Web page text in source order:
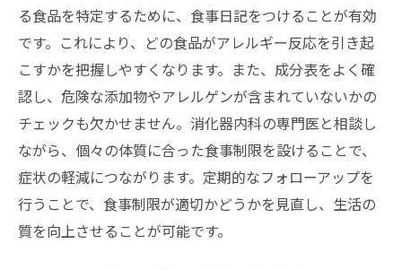
る食品を特定するために、食事日記をつけることが有効
です。これにより、どの食品がアレルギー反応を引き起
こすかを把握しやすくなります。また、成分表をよく確
認し、危険な添加物やアレルゲンが含まれていないかの
チェックも欠かせません。消化器内科の専門医と相談し
ながら、個々の体質に合った食事制限を設けることで、
症状の軽減につながります。定期的なフォローアップを
行うことで、食事制限が適切かどうかを見直し、生活の
質を向上させることが可能です。